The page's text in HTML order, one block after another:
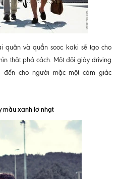
quân và quần sooc kaki sẽ tạo cho
thật phá cách. Một đôi giày driving
đến cho người mặc một cảm giác
màu xanh lơ nhạt